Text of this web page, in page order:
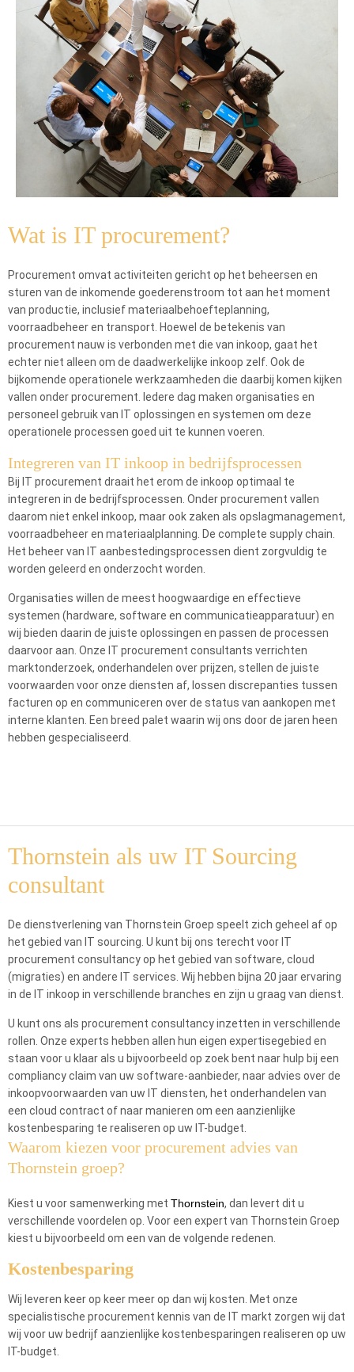
Wat is IT procurement?
Procurement omvat activiteiten gericht op het beheersen en
sturen van de inkomende goederenstroom tot aan het moment
van productie, inclusief materiaalbehoefteplanning,
voorraadbeheer en transport. Hoewel de betekenis van
procurement nauw is verbonden met die van inkoop, gaat het
echter niet alleen om de daadwerkelijke inkoop zelf. Ook de
bijkomende operationele werkzaamheden die daarbij komen kijken
vallen onder procurement. Iedere dag maken organisaties en
personeel gebruik van IT oplossingen en systemen om deze
operationele processen goed uit te kunnen voeren.
Integreren van IT inkoop in bedrijfsprocessen
Bij IT procurement draait het erom de inkoop optimaal te
integreren in de bedrijfsprocessen. Onder procurement vallen
daarom niet enkel inkoop, maar ook zaken als opslagmanagement,
voorraadbeheer en materiaalplanning. De complete supply chain.
Het beheer van IT aanbestedingsprocessen dient zorgvuldig te
worden geleerd en onderzocht worden.
Organisaties willen de meest hoogwaardige en effectieve
systemen (hardware, software en communicatieapparatuur) en
wij bieden daarin de juiste oplossingen en passen de processen
daarvoor aan. Onze IT procurement consultants verrichten
marktonderzoek, onderhandelen over prijzen, stellen de juiste
voorwaarden voor onze diensten af, lossen discrepanties tussen
facturen op en communiceren over de status van aankopen met
interne klanten. Een breed palet waarin wij ons door de jaren heen
hebben gespecialiseerd.
Thornstein als uw IT Sourcing
consultant
De dienstverlening van Thornstein Groep speelt zich geheel af op
het gebied van IT sourcing. U kunt bij ons terecht voor IT
procurement consultancy op het gebied van software, cloud
(migraties) en andere IT services. Wij hebben bijna 20 jaar ervaring
in de IT inkoop in verschillende branches en zijn u graag van dienst.
U kunt ons als procurement consultancy inzetten in verschillende
rollen. Onze experts hebben allen hun eigen expertisegebied en
staan voor u klaar als u bijvoorbeeld op zoek bent naar hulp bij een
compliancy claim van uw software-aanbieder, naar advies over de
inkoopvoorwaarden van uw IT diensten, het onderhandelen van
een cloud contract of naar manieren om een aanzienlijke
kostenbesparing te realiseren op uw IT-budget.
Waarom kiezen voor procurement advies van
Thornstein groep?
Kiest u voor samenwerking met Thornstein, dan levert dit u
verschillende voordelen op. Voor een expert van Thornstein Groep
kiest u bijvoorbeeld om een van de volgende redenen.
Kostenbesparing
Wij leveren keer op keer meer op dan wij kosten. Met onze
specialistische procurement kennis van de IT markt zorgen wij dat
wij voor uw bedrijf aanzienlijke kostenbesparingen realiseren op uw
IT-budget.